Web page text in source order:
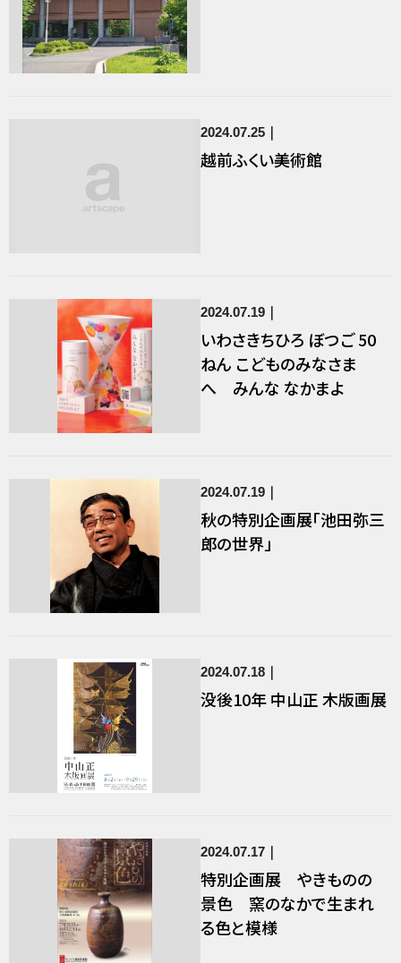
2024.07.25
越前ふくい美術館
2024.07.19
いわさきちひろ ぼつご 50
ねん こどものみなさま
へ みんな なかまよ
2024.07.19
秋の特別企画展「池田弥三
郎の世界」
2024.07.18
没後10年 中山正 木版画展
2024.07.17
特別企画展 やきものの
景色 窯のなかで生まれ
る色と模様